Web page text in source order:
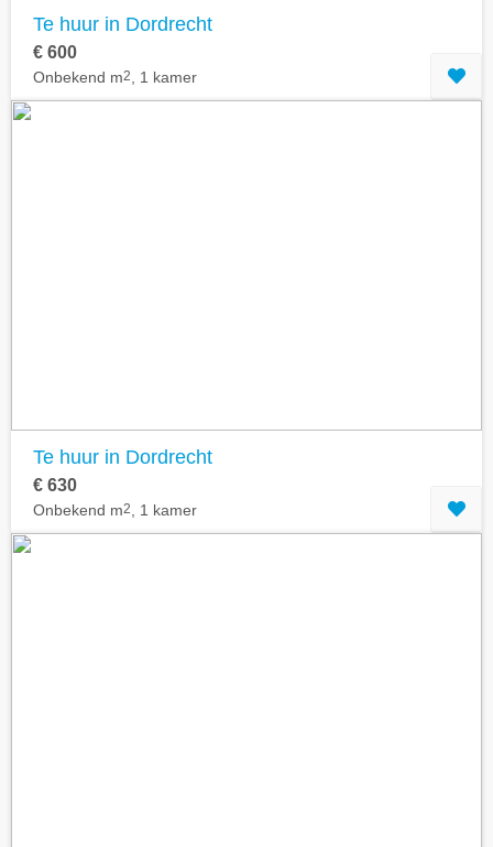
Te huur in Dordrecht
€ 600
Onbekend m2 , 1 kamer
Te huur in Dordrecht
€ 630
Onbekend m2 , 1 kamer